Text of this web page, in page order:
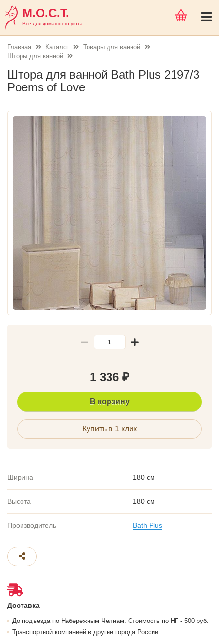
М.О.С.Т.
Все для домашнего уюта
Главная Каталог
Товары для ванной
Шторы для ванной
Штора для ванной Bath Plus 2197/3
Poems of Love
1 336 ₽
В корзину
Купить в 1 клик
Ширина 180 см
Высота 180 см
Производитель Bath Plus
Доставка
До подъезда по Набережным Челнам. Стоимость по НГ - 500 руб.
Транспортной компанией в другие города России.